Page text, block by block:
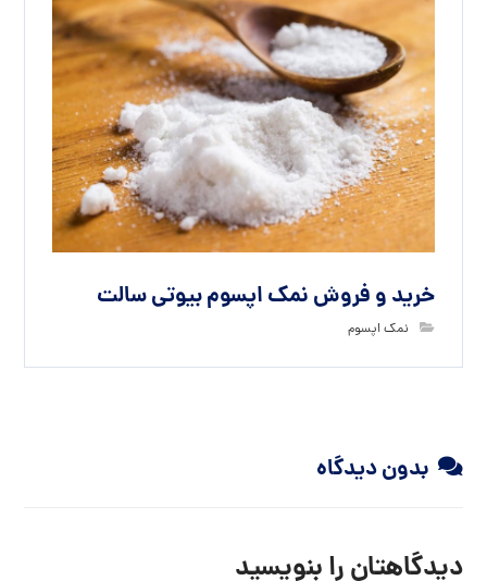
خرید و فروش نمک اپسوم بیوتی سالت
نمک اپسوم
بدون دیدگاه
دیدگاهتان را بنویسید